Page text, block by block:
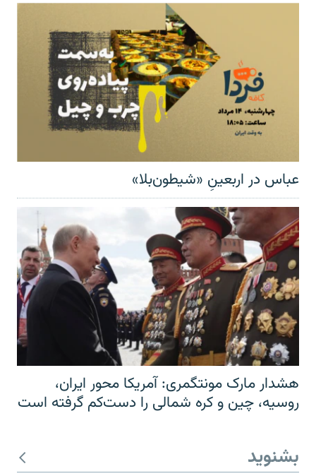
عباس در اربعینِ «شیطون‌بلا»
هشدار مارک مونتگمری: آمریکا محور ایران،
روسیه، چین و کره شمالی را دست‌کم گرفته است
بشنوید